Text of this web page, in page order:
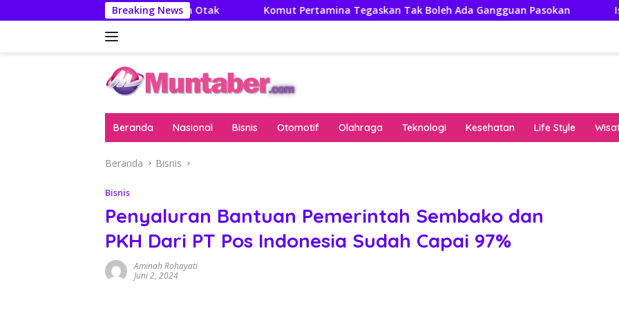
ke
Breaking News
Literatur Itu Minuman Otak Komut Pertamina Tegaskan Tak Boleh Ada Gangguan Pasokan Isuzu Pajang
Beranda Nasional Bisnis Otomotif Olahraga Teknologi Kesehatan Life Style
Beranda Bisnis
Bisnis
Penyaluran Bantuan Pemerintah Sembako dan
PKH Dari PT Pos Indonesia Sudah Capai 97%
Aminah Rohayati
Juni 2, 2024